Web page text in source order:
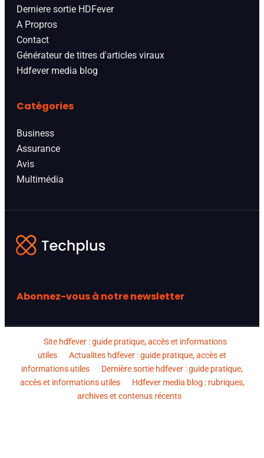
Derniere sortie HDFever
A Propros
Contact
Générateur de titres d'articles viraux
Hdfever media blog
Catégories
Business
Assurance
Avis
Multimédia
Abonnez-vous à notre newsletter
Site hdfever : guide pratique, accès et informations
utiles
Actualites hdfever : guide pratique, accès et
informations utiles
Dernière sortie hdfever : guide pratique,
accès et informations utiles
Hdfever media blog : rubriques,
archives et contenus récents